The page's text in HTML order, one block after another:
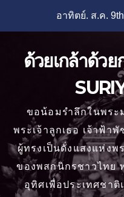
อาทิตย์. ส.ค.
ด้วยเกล้าด้ว
ขอน้อมรำลึกในพร
พระเจ้าลูกเธอ เจ้าฟ้า
ผู้ทรงเป็นดั่งแสงแห่งพ
ของพสกนิกรชาวไทย
อุทิศเพื่อประเทศชา